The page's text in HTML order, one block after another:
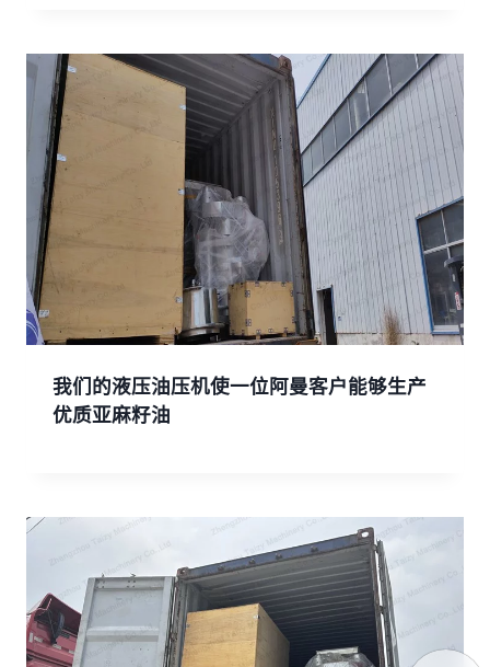
我们的液压油压机使一位阿曼客户能够生产
优质亚麻籽油